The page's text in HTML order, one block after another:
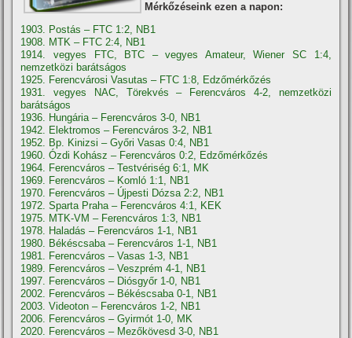
Mérkőzéseink ezen a napon:
1903. Postás – FTC 1:2, NB1
1908. MTK – FTC 2:4, NB1
1914. vegyes FTC, BTC – vegyes Amateur, Wiener SC 1:4,
nemzetközi barátságos
1925. Ferencvárosi Vasutas – FTC 1:8, Edzőmérkőzés
1931. vegyes NAC, Törekvés – Ferencváros 4-2, nemzetközi
barátságos
1936. Hungária – Ferencváros 3-0, NB1
1942. Elektromos – Ferencváros 3-2, NB1
1952. Bp. Kinizsi – Győri Vasas 0:4, NB1
1960. Ózdi Kohász – Ferencváros 0:2, Edzőmérkőzés
1964. Ferencváros – Testvériség 6:1, MK
1969. Ferencváros – Komló 1:1, NB1
1970. Ferencváros – Újpesti Dózsa 2:2, NB1
1972. Sparta Praha – Ferencváros 4:1, KEK
1975. MTK-VM – Ferencváros 1:3, NB1
1978. Haladás – Ferencváros 1-1, NB1
1980. Békéscsaba – Ferencváros 1-1, NB1
1981. Ferencváros – Vasas 1-3, NB1
1989. Ferencváros – Veszprém 4-1, NB1
1997. Ferencváros – Diósgyőr 1-0, NB1
2002. Ferencváros – Békéscsaba 0-1, NB1
2003. Videoton – Ferencváros 1-2, NB1
2006. Ferencváros – Gyirmót 1-0, MK
2020. Ferencváros – Mezőkövesd 3-0, NB1